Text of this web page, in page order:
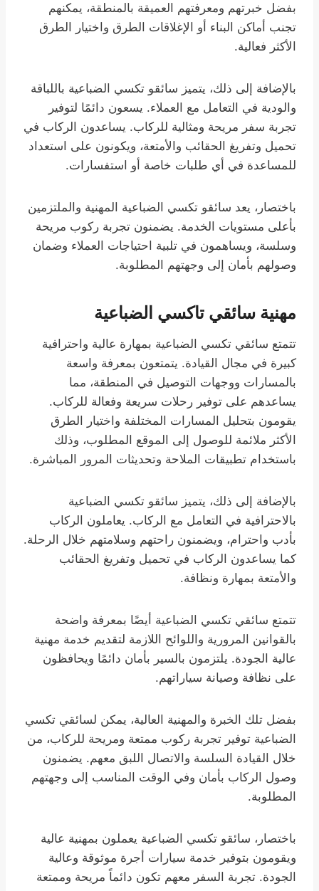
بفضل خبرتهم ومعرفتهم العميقة بالمنطقة، يمكنهم
تجنب أماكن البناء أو الإغلاقات الطرق واختيار الطرق
الأكثر فعالية.
بالإضافة إلى ذلك، يتميز سائقو تكسي الضباعية باللباقة
والودية في التعامل مع العملاء. يسعون دائمًا لتوفير
تجربة سفر مريحة ومثالية للركاب. يساعدون الركاب في
تحميل وتفريغ الحقائب والأمتعة، ويكونون على استعداد
للمساعدة في أي طلبات خاصة أو استفسارات.
باختصار، يعد سائقو تكسي الضباعية المهنية والملتزمين
بأعلى مستويات الخدمة. يضمنون تجربة ركوب مريحة
وسلسة، ويساهمون في تلبية احتياجات العملاء وضمان
وصولهم بأمان إلى وجهتهم المطلوبة.
مهنية سائقي تاكسي الضباعية
تتمتع سائقي تكسي الضباعية بمهارة عالية واحترافية
كبيرة في مجال القيادة. يتمتعون بمعرفة واسعة
بالمسارات ووجهات التوصيل في المنطقة، مما
يساعدهم على توفير رحلات سريعة وفعالة للركاب.
يقومون بتحليل المسارات المختلفة واختيار الطرق
الأكثر ملائمة للوصول إلى الموقع المطلوب، وذلك
باستخدام تطبيقات الملاحة وتحديثات المرور المباشرة.
بالإضافة إلى ذلك، يتميز سائقو تكسي الضباعية
بالاحترافية في التعامل مع الركاب. يعاملون الركاب
بأدب واحترام، ويضمنون راحتهم وسلامتهم خلال الرحلة.
كما يساعدون الركاب في تحميل وتفريغ الحقائب
والأمتعة بمهارة ونظافة.
تتمتع سائقي تكسي الضباعية أيضًا بمعرفة واضحة
بالقوانين المرورية واللوائح اللازمة لتقديم خدمة مهنية
عالية الجودة. يلتزمون بالسير بأمان دائمًا ويحافظون
على نظافة وصيانة سياراتهم.
بفضل تلك الخبرة والمهنية العالية، يمكن لسائقي تكسي
الضباعية توفير تجربة ركوب ممتعة ومريحة للركاب، من
خلال القيادة السلسة والاتصال اللبق معهم. يضمنون
وصول الركاب بأمان وفي الوقت المناسب إلى وجهتهم
المطلوبة.
باختصار، سائقو تكسي الضباعية يعملون بمهنية عالية
ويقومون بتوفير خدمة سيارات أجرة موثوقة وعالية
الجودة. تجربة السفر معهم تكون دائماً مريحة وممتعة